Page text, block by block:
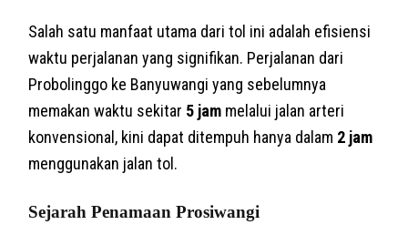
Salah satu manfaat utama dari tol ini adalah efisiensi
waktu perjalanan yang signifikan. Perjalanan dari
Probolinggo ke Banyuwangi yang sebelumnya
memakan waktu sekitar 5 jam melalui jalan arteri
konvensional, kini dapat ditempuh hanya dalam 2 jam
menggunakan jalan tol.
Sejarah Penamaan Prosiwangi